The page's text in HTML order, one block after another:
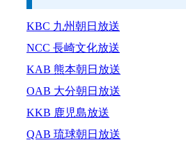
KBC 九州朝日放送
NCC 長崎文化放送
KAB 熊本朝日放送
OAB 大分朝日放送
KKB 鹿児島放送
QAB 琉球朝日放送